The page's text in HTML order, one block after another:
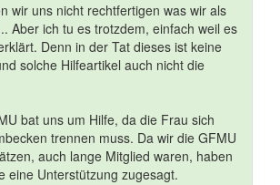
wir uns nicht rechtfertigen was wir als
Aber ich tu es trotzdem, einfach weil es
Denn in der Tat dieses ist keine
solche Hilfeartikel auch nicht die
bat uns um Hilfe, da die Frau sich
trennen muss. Da wir die GFMU
auch lange Mitglied waren, haben
eine Unterstützung zugesagt.